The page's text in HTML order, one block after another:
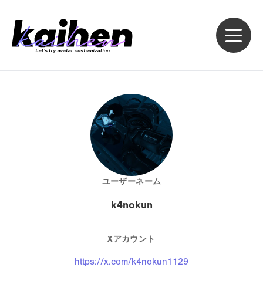
ユーザーネーム
k4nokun
Xアカウント
https://x.com/k4nokun1129